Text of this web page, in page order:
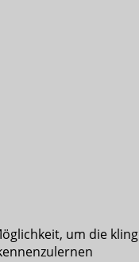
um die